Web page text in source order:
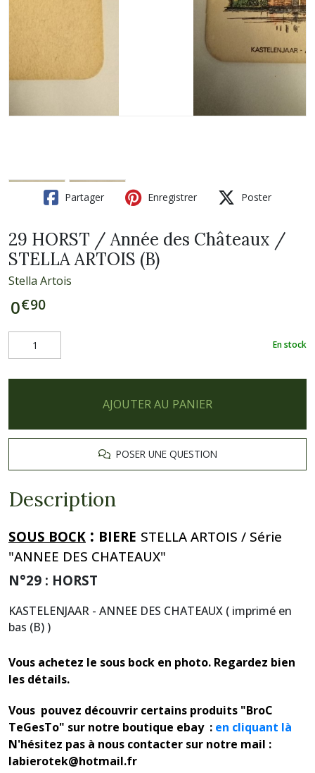
Partager Enregistrer Poster
29 HORST / Année des Châteaux /
STELLA ARTOIS (B)
Stella Artois
0€90
En stock
AJOUTER AU PANIER
POSER UNE QUESTION
Description
SOUS BOCK : BIERE STELLA ARTOIS / Série
"ANNEE DES CHATEAUX"
N°29 : HORST
KASTELENJAAR - ANNEE DES CHATEAUX ( imprimé en
bas (B) )
Vous achetez le sous bock en photo. Regardez bien
les détails.
Vous pouvez découvrir certains produits "BroC
TeGesTo" sur notre boutique ebay : en cliquant là
N'hésitez pas à nous contacter sur notre mail :
labierotek@hotmail.fr